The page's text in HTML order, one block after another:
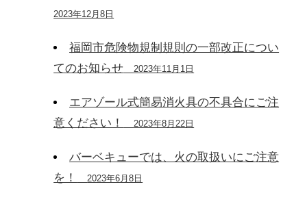
2023年12月8日
福岡市危険物規制規則の一部改正につい
てのお知らせ
2023年11月1日
エアゾール式簡易消火具の不具合にご注
意ください！
2023年8月22日
バーベキューでは、火の取扱いにご注意
を！
2023年6月8日